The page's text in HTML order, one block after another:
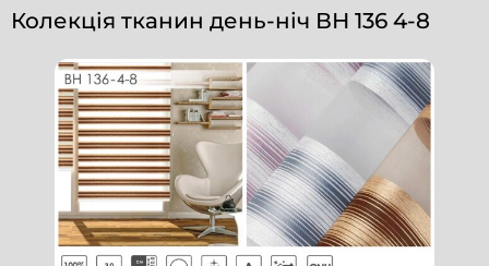
Колекція тканин день-ніч ВН 136 4-8